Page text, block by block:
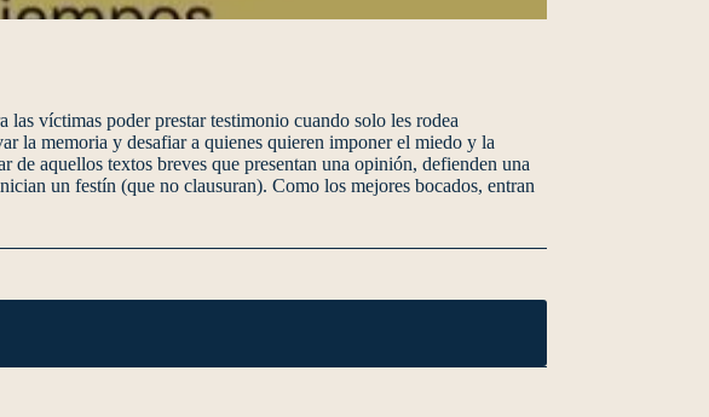
víctimas poder prestar testimonio cuando solo les rodea
la memoria y desafiar a quienes quieren imponer el miedo y la
aquellos textos breves que presentan una opinión, defienden una
un festín (que no clausuran). Como los mejores bocados, entran